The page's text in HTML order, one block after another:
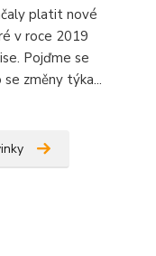
platit nové
v roce 2019
Pojďme se
změny týka...